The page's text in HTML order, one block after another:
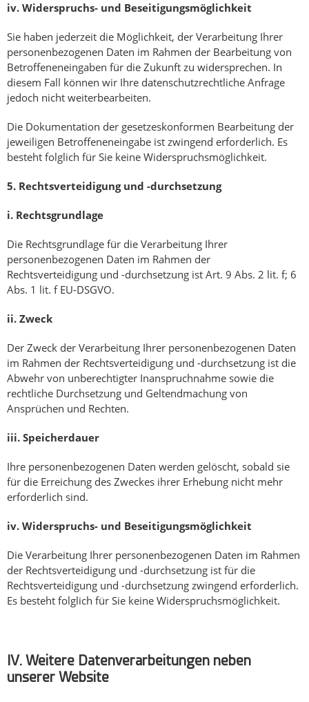
iv. Widerspruchs- und Beseitigungsmöglichkeit
Sie haben jederzeit die Möglichkeit, der Verarbeitung Ihrer
personenbezogenen Daten im Rahmen der Bearbeitung von
Betroffeneneingaben für die Zukunft zu widersprechen. In
diesem Fall können wir Ihre datenschutzrechtliche Anfrage
jedoch nicht weiterbearbeiten.
Die Dokumentation der gesetzeskonformen Bearbeitung der
jeweiligen Betroffeneneingabe ist zwingend erforderlich. Es
besteht folglich für Sie keine Widerspruchsmöglichkeit.
5. Rechtsverteidigung und -durchsetzung
i. Rechtsgrundlage
Die Rechtsgrundlage für die Verarbeitung Ihrer
personenbezogenen Daten im Rahmen der
Rechtsverteidigung und -durchsetzung ist Art. 9 Abs. 2 lit. f; 6
Abs. 1 lit. f EU-DSGVO.
ii. Zweck
Der Zweck der Verarbeitung Ihrer personenbezogenen Daten
im Rahmen der Rechtsverteidigung und -durchsetzung ist die
Abwehr von unberechtigter Inanspruchnahme sowie die
rechtliche Durchsetzung und Geltendmachung von
Ansprüchen und Rechten.
iii. Speicherdauer
Ihre personenbezogenen Daten werden gelöscht, sobald sie
für die Erreichung des Zweckes ihrer Erhebung nicht mehr
erforderlich sind.
iv. Widerspruchs- und Beseitigungsmöglichkeit
Die Verarbeitung Ihrer personenbezogenen Daten im Rahmen
der Rechtsverteidigung und -durchsetzung ist für die
Rechtsverteidigung und -durchsetzung zwingend erforderlich.
Es besteht folglich für Sie keine Widerspruchsmöglichkeit.
IV. Weitere Datenverarbeitungen neben
unserer Website